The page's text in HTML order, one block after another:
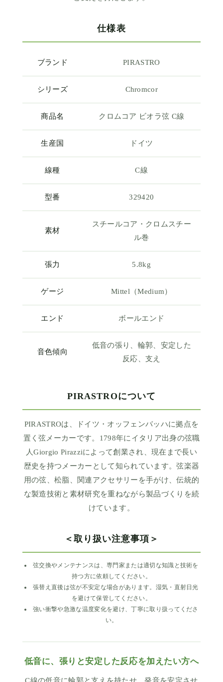
仕様表
ブランド PIRASTRO
シリーズ Chromcor
商品名 クロムコア ビオラ弦 C線
生産国 ドイツ
線種 C線
型番 329420
素材
スチールコア・クロムスチー
ル巻
張力 5.8kg
ゲージ Mittel（Medium）
エンド ボールエンド
音色傾向
低音の張り、輪郭、安定した
反応、支え
PIRASTROについて
PIRASTROは、ドイツ・オッフェンバッハに拠点を
置く弦メーカーです。1798年にイタリア出身の弦職
人Giorgio Pirazziによって創業され、現在まで長い
歴史を持つメーカーとして知られています。弦楽器
用の弦、松脂、関連アクセサリーを手がけ、伝統的
な製造技術と素材研究を重ねながら製品づくりを続
けています。
＜取り扱い注意事項＞
弦交換やメンテナンスは、専門家または適切な知識と技術を
持つ方に依頼してください。
張替え直後は弦が不安定な場合があります。湿気・直射日光
を避けて保管してください。
強い衝撃や急激な温度変化を避け、丁寧に取り扱ってくださ
い。
低音に、張りと安定した反応を加えたい方へ
C線の低音に輪郭と支えを持たせ、発音を安定させ